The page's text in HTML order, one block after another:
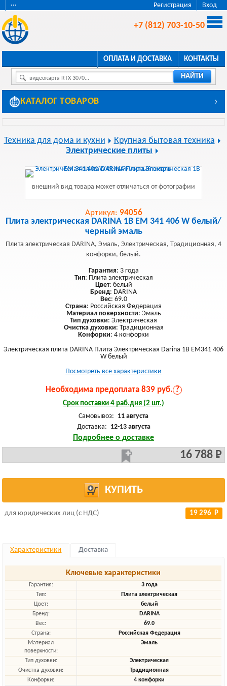
Регистрация Вход
···
+7 (812) 703-10-50
ОПЛАТА И ДОСТАВКА КОНТАКТЫ
видеокарта RTX 3070... НАЙТИ
КАТАЛОГ ТОВАРОВ ›
Техника для дома и кухни
Крупная бытовая техника
Электрические плиты
внешний вид товара может отличаться от фотографии
Артикул: 94056
Плита электрическая DARINA 1B EM 341 406 W белый/
черный эмаль
Плита электрическая DARINA, Эмаль, Электрическая, Традиционная, 4
конфорки, белый.
Гарантия: 3 года
Тип: Плита электрическая
Цвет: белый
Бренд: DARINA
Вес: 69.0
Страна: Российская Федерация
Материал поверхности: Эмаль
Тип духовки: Электрическая
Очистка духовки: Традиционная
Конфорки: 4 конфорки
Электрическая плита DARINA Плита Электрическая Darina 1B EM341 406
W белый
Посмотреть все характеристики
Необходима предоплата 839 руб. ?
Срок поставки 4 раб.дня (2 шт.)
Самовывоз: 11 августа
Доставка: 12-13 августа
Подробнее о доставке
16 788 Р
КУПИТЬ
для юридических лиц (с НДС) 19 296 Р
Характеристики Доставка
Ключевые характеристики
Гарантия:
3 года
Тип:
Плита электрическая
Цвет:
белый
Бренд:
DARINA
Вес:
69.0
Страна:
Российская Федерация
Материал
поверхности:
Эмаль
Тип духовки:
Электрическая
Очистка духовки:
Традиционная
Конфорки:
4 конфорки